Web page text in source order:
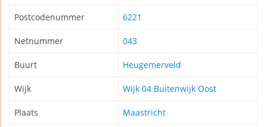
Postcodenummer 6221
Netnummer 043
Buurt Heugemerveld
Wijk Wijk 04 Buitenwijk Oost
Plaats Maastricht